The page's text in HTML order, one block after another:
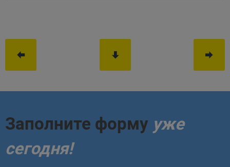
Заполните форму уже
сегодня!